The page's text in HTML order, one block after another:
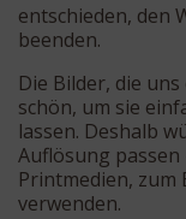
entschieden, den
beenden.
Die Bilder, die
schön, um sie
lassen. Deshalb
Auflösung
Printmedien, zum
verwenden.